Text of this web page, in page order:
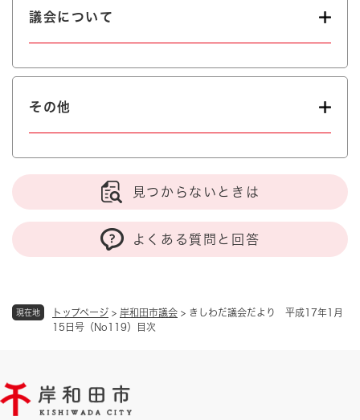
現在地 トップページ > 岸和田市議会 > きしわだ議会だより 平成17年1月
15日号（No119）目次
議会について
その他
見つからないときは
よくある質問と回答